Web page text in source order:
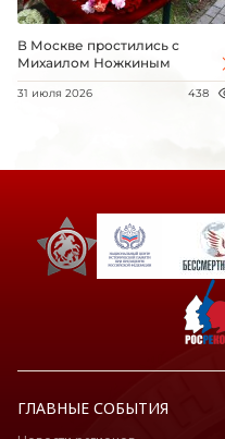
В Москве простились с
Михаилом Ножкиным
31 июля 2026 438
ГЛАВНЫЕ СОБЫТИЯ